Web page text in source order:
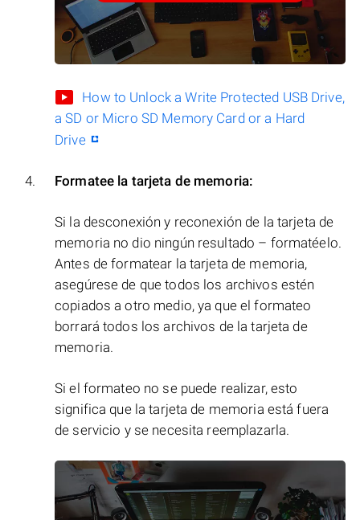
How to Unlock a Write Protected USB Drive,
a SD or Micro SD Memory Card or a Hard
Drive
Formatee la tarjeta de memoria:
Si la desconexión y reconexión de la tarjeta de
memoria no dio ningún resultado – formatéelo.
Antes de formatear la tarjeta de memoria,
asegúrese de que todos los archivos estén
copiados a otro medio, ya que el formateo
borrará todos los archivos de la tarjeta de
memoria.
Si el formateo no se puede realizar, esto
significa que la tarjeta de memoria está fuera
de servicio y se necesita reemplazarla.